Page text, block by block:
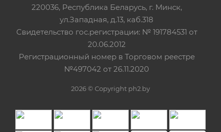
220036, Республика Беларусь, г. Минск,
ул.Западная, д.13, каб.318
Свидетельство гос.регистрации: № 191784531 от
20.06.2012
Регистрационный номер в Торговом реестре
№497042 от 26.11.2020
2026 © Copyright ph2.by